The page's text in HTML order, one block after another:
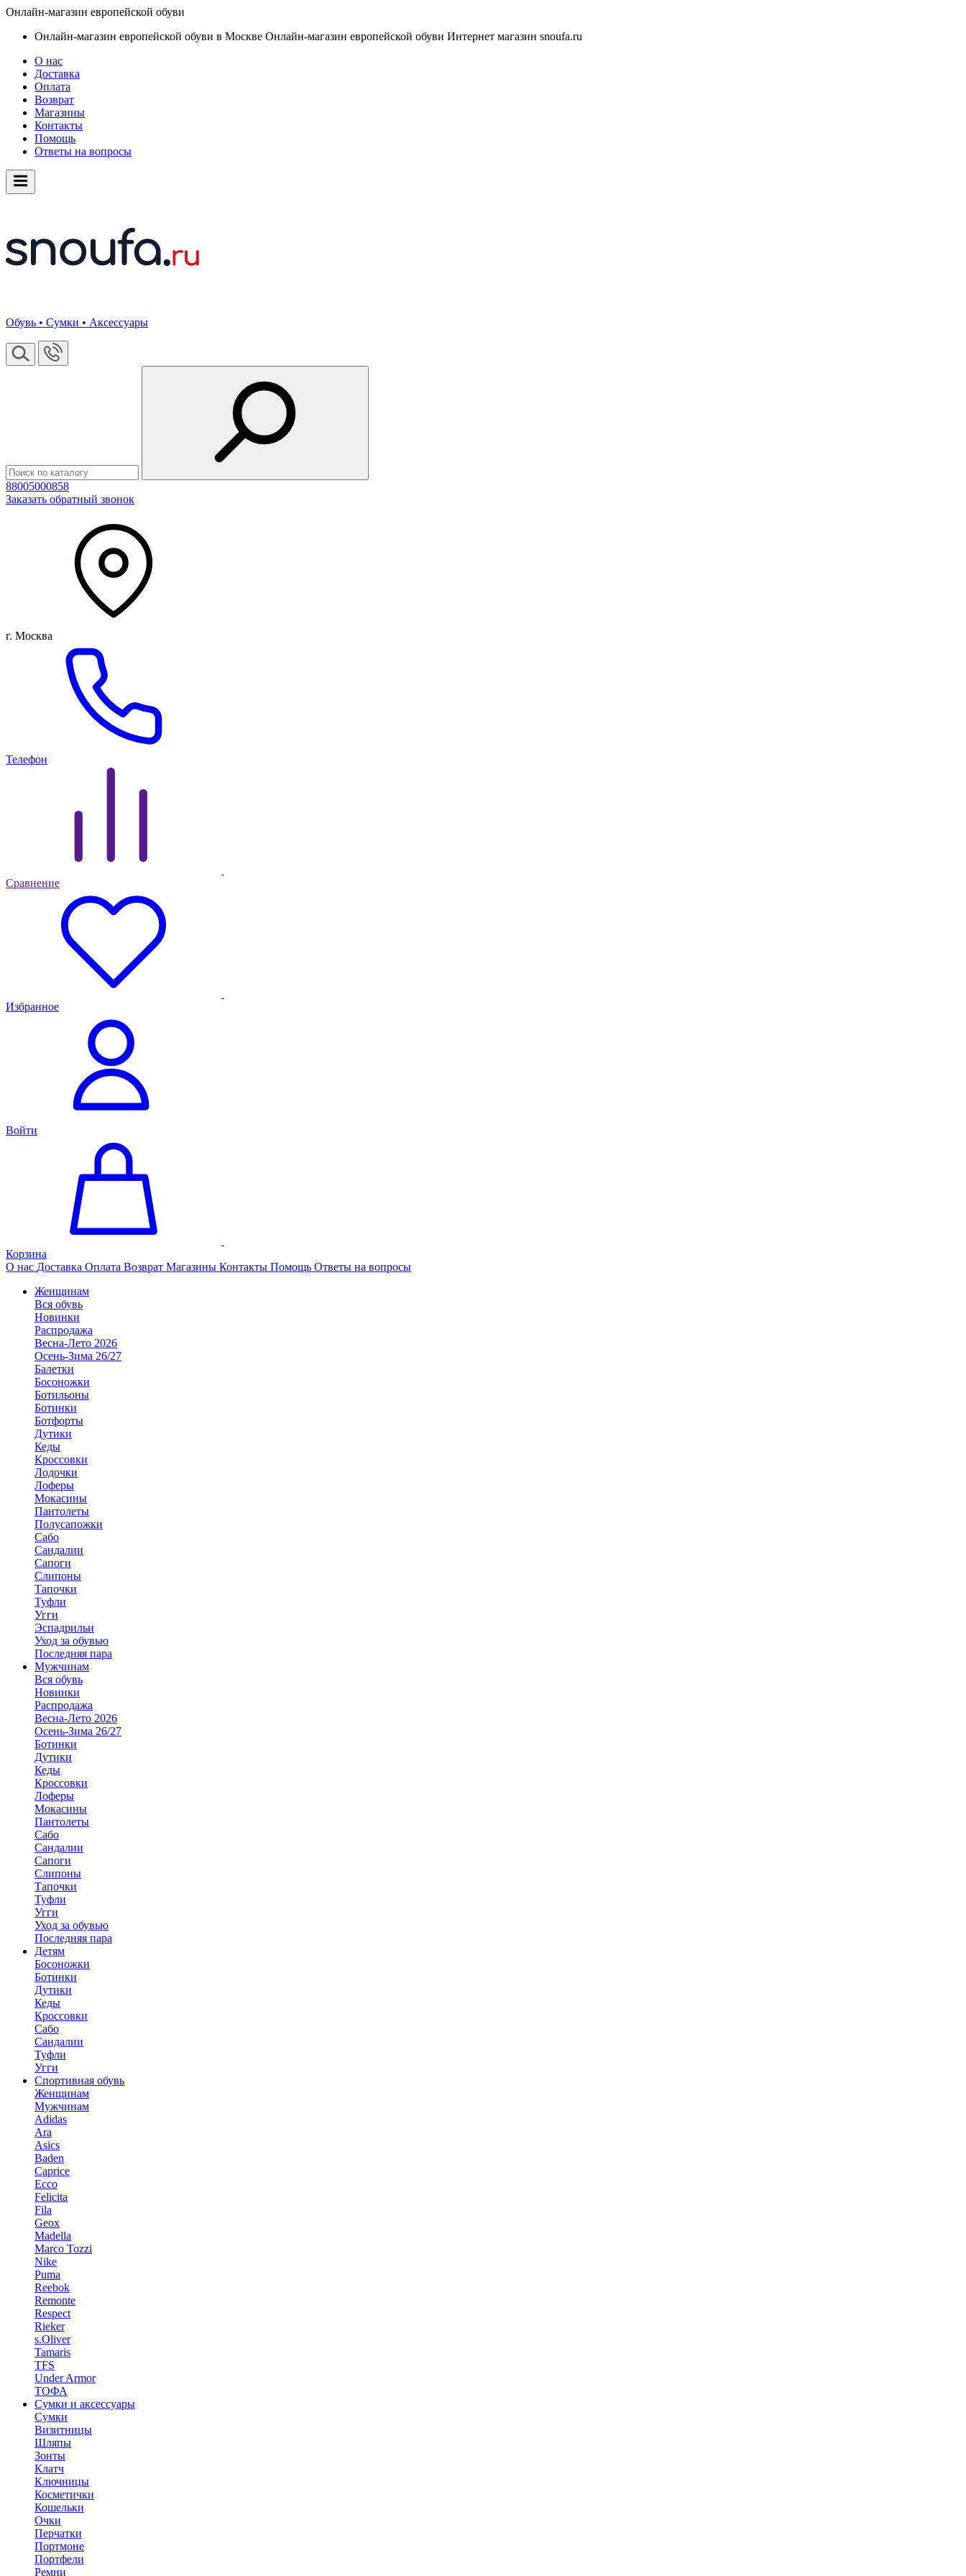
Онлайн-магазин европейской обуви
Онлайн-магазин европейской обуви в Москве Онлайн-магазин европейской обуви Интернет магазин snoufa.ru
О нас
Доставка
Оплата
Возврат
Магазины
Контакты
Помощь
Ответы на вопросы
Обувь • Сумки • Аксессуары
88005000858
Заказать обратный звонок
г. Москва
Телефон
Сравнение
Избранное
Войти
Корзина
О нас Доставка Оплата Возврат Магазины Контакты Помощь Ответы на вопросы
Женщинам
Вся обувь
Новинки
Распродажа
Весна-Лето 2026
Осень-Зима 26/27
Балетки
Босоножки
Ботильоны
Ботинки
Ботфорты
Дутики
Кеды
Кроссовки
Лодочки
Лоферы
Мокасины
Пантолеты
Полусапожки
Сабо
Сандалии
Сапоги
Слипоны
Тапочки
Туфли
Угги
Эспадрильи
Уход за обувью
Последняя пара
Мужчинам
Вся обувь
Новинки
Распродажа
Весна-Лето 2026
Осень-Зима 26/27
Ботинки
Дутики
Кеды
Кроссовки
Лоферы
Мокасины
Пантолеты
Сабо
Сандалии
Сапоги
Слипоны
Тапочки
Туфли
Угги
Уход за обувью
Последняя пара
Детям
Босоножки
Ботинки
Дутики
Кеды
Кроссовки
Сабо
Сандалии
Туфли
Угги
Спортивная обувь
Женщинам
Мужчинам
Adidas
Ara
Asics
Baden
Caprice
Ecco
Felicita
Fila
Geox
Madella
Marco Tozzi
Nike
Puma
Reebok
Remonte
Respect
Rieker
s.Oliver
Tamaris
TFS
Under Armor
ТОФА
Сумки и аксессуары
Сумки
Визитницы
Шляпы
Зонты
Клатч
Ключницы
Косметички
Кошельки
Очки
Перчатки
Портмоне
Портфели
Ремни